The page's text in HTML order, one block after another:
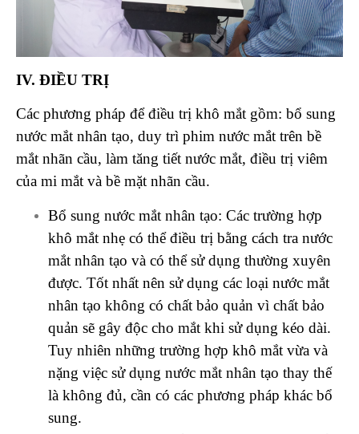
IV. ĐIỀU TRỊ
Các phương pháp để điều trị khô mắt gồm: bổ sung
nước mắt nhân tạo, duy trì phim nước mắt trên bề
mắt nhãn cầu, làm tăng tiết nước mắt, điều trị viêm
của mi mắt và bề mặt nhãn cầu.
Bổ sung nước mắt nhân tạo: Các trường hợp
khô mắt nhẹ có thể điều trị bằng cách tra nước
mắt nhân tạo và có thể sử dụng thường xuyên
được. Tốt nhất nên sử dụng các loại nước mắt
nhân tạo không có chất bảo quản vì chất bảo
quản sẽ gây độc cho mắt khi sử dụng kéo dài.
Tuy nhiên những trường hợp khô mắt vừa và
nặng việc sử dụng nước mắt nhân tạo thay thế
là không đủ, cần có các phương pháp khác bổ
sung.